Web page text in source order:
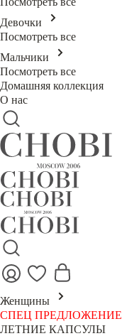
Девочки
Посмотреть все
Мальчики
Посмотреть все
Домашняя коллекция
О нас
Женщины
СПЕЦ ПРЕДЛОЖЕНИЕ
ЛЕТНИЕ КАПСУЛЫ